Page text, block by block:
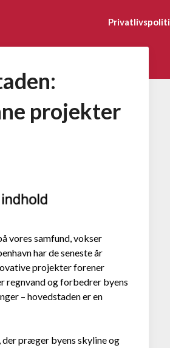
projekter
vores samfund, vokser
har de seneste år
projekter forener
regnvand og forbedrer byens
– hovedstaden er en
der præger byens skyline og